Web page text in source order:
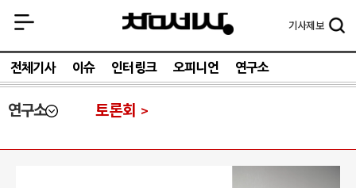
기사제보
전체기사 이슈 인터링크 오피니언 연구소
연구소 토론회